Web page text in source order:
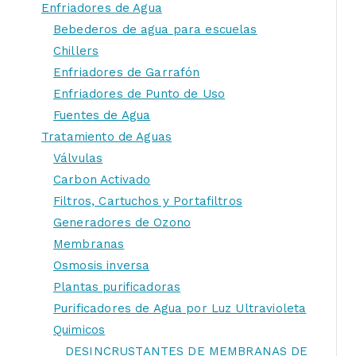
Enfriadores de Agua
Bebederos de agua para escuelas
Chillers
Enfriadores de Garrafón
Enfriadores de Punto de Uso
Fuentes de Agua
Tratamiento de Aguas
Válvulas
Carbon Activado
Filtros, Cartuchos y Portafiltros
Generadores de Ozono
Membranas
Osmosis inversa
Plantas purificadoras
Purificadores de Agua por Luz Ultravioleta
Quimicos
DESINCRUSTANTES DE MEMBRANAS DE